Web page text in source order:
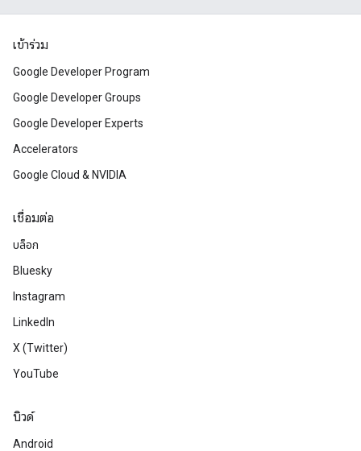
เข้าร่วม
Google Developer Program
Google Developer Groups
Google Developer Experts
Accelerators
Google Cloud & NVIDIA
เชื่อมต่อ
บล็อก
Bluesky
Instagram
LinkedIn
X (Twitter)
YouTube
บิวด์
Android